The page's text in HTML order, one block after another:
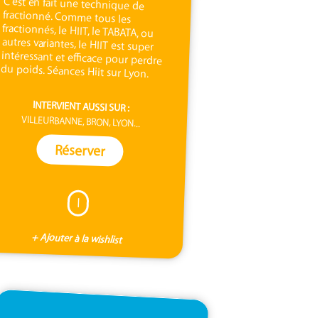
du poids. Séances Hiit sur Lyon.
INTERVIENT AUSSI SUR :
VILLEURBANNE, BRON, LYON...
Réserver
I
+ Ajouter à la wishlist